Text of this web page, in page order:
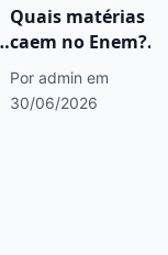
Quais matérias
caem no Enem?
Dicas práticas
para estudar
Por admin em
30/06/2026